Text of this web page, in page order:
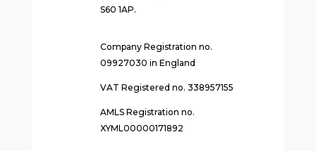
S60 1AP.
Company Registration no.
09927030 in England
VAT Registered no. 338957155
AMLS Registration no.
XYML00000171892